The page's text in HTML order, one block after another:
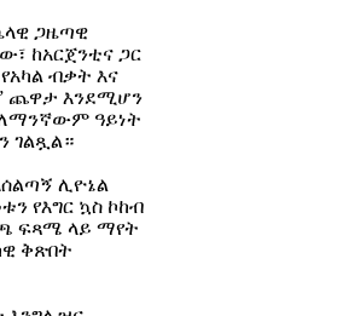
ጋዜጣዊ
ከአርጀንቲና ጋር
ብቃት እና
ጨዋታ እንደሚሆን
ዓይነት
ገልጿል።
ሊዮኔል
የእግር ኳስ ኮከብ
ፍጻሜ ላይ ማየት
ቅጽበት